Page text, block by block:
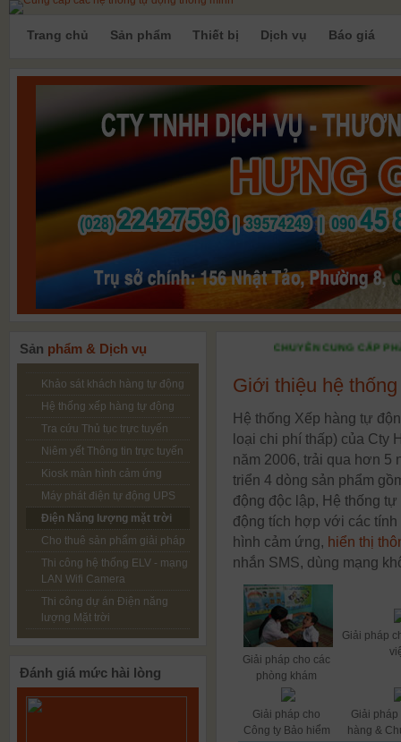
Trang chủ Sản phẩm Thiết bị Dịch vụ Báo giá
CHUYÊN CUNG CẤP PHẦN
Giới thiệu hệ
Hệ thống Xếp hàng tự
loại chi phí thấp) của
năm 2006, trải qua hơn 5
triển 4 dòng sản phẩm
động độc lập, Hệ thống
động tích hợp với các
hình cảm ứng, hiển thị
nhắn SMS, dùng mạng
Giải pháp cho các
phòng khám
Giải pháp
Giải pháp cho
Công ty Bảo hiểm
Giải
hàng &
Sản phẩm & Dịch vụ
Khảo sát khách hàng tự động
Hệ thống xếp hàng tự động
Tra cứu Thủ tục trực tuyến
Niêm yết Thông tin trực tuyến
Kiosk màn hình cảm ứng
Máy phát điện tự động UPS
Điện Năng lượng mặt trời
Cho thuê sản phẩm giải pháp
Thi công hệ thống ELV - mạng
LAN Wifi Camera
Thi công dự án Điện năng
lượng Mặt trời
Đánh giá mức hài lòng